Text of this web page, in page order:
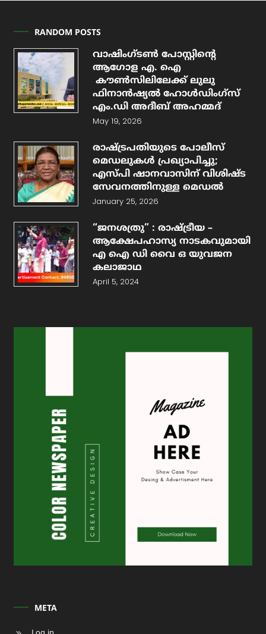
RANDOM POSTS
വാഷിംഗ്ടൺ പോസ്റ്റിന്റെ
ആഗോള എ. ഐ
കൗൺസിലിലേക്ക് ലുലു
ഫിനാൻഷ്യൽ ഹോൾഡിംഗ്സ്
എം.ഡി അദീബ് അഹമ്മദ്
May 19, 2026
രാഷ്ട്രപതിയുടെ പോലീസ്
മെഡലുകള്‍ പ്രഖ്യാപിച്ചു;
എസ്‍പി ഷാനവാസിന് വിശിഷ്ട
സേവനത്തിനുള്ള മെഡൽ
January 25, 2026
“ജനശത്രു” : രാഷ്ട്രീയ –
ആക്ഷേപഹാസ്യ നാടകവുമായി
എ ഐ ഡി വൈ ഒ യുവജന
കലാജാഥ
April 5, 2024
META